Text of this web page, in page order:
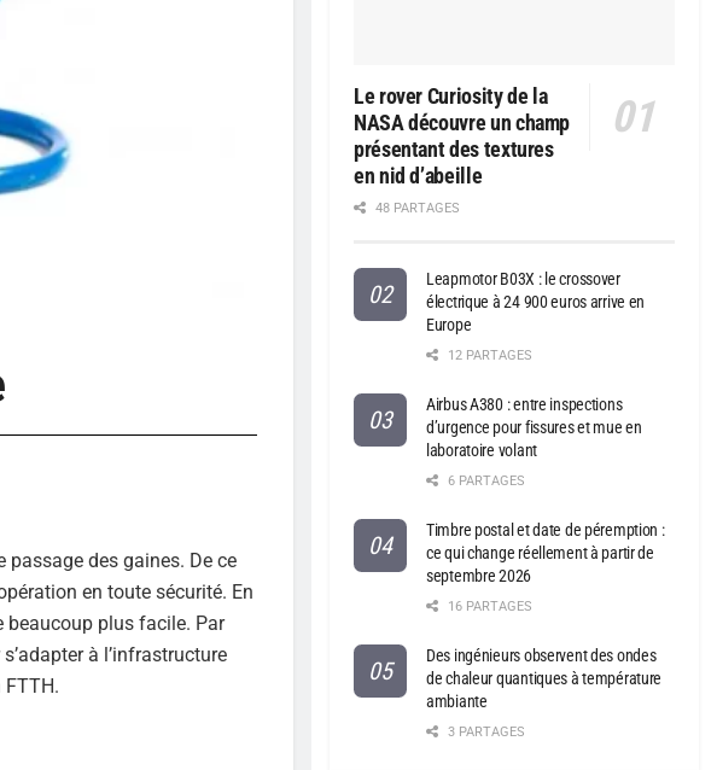
passage des gaines. De ce
en toute sécurité. En
beaucoup plus facile. Par
à l’infrastructure
Le rover Curiosity de la
NASA découvre un champ
présentant des textures
en nid d’abeille
48 PARTAGES
Leapmotor B03X : le crossover
électrique à 24 900 euros arrive en
Europe
12 PARTAGES
Airbus A380 : entre inspections
d’urgence pour fissures et mue en
laboratoire volant
6 PARTAGES
Timbre postal et date de péremption :
ce qui change réellement à partir de
septembre 2026
16 PARTAGES
Des ingénieurs observent des ondes
de chaleur quantiques à température
ambiante
3 PARTAGES